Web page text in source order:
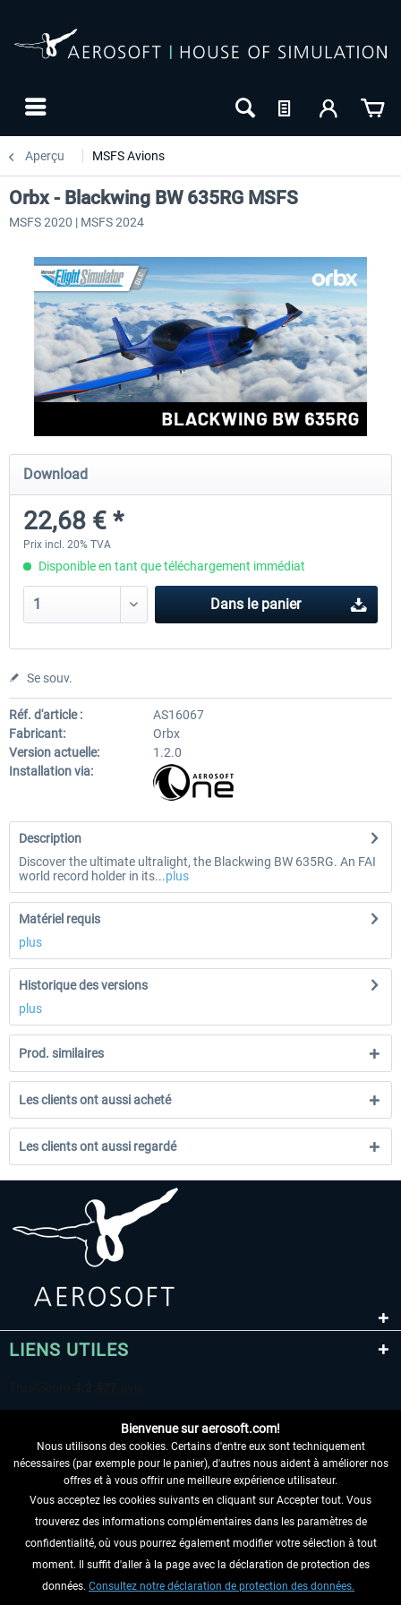
Aperçu MSFS Avions
FlightSim Studio - E-Jets 170/175
40,29 € *
Orbx - Blackwing BW 635RG MSFS
MSFS 2020 | MSFS 2024
Download
22,68 € *
Prix incl. 20% TVA
Disponible en tant que téléchargement immédiat
Dans le panier
Se souv.
Réf. d'article :
AS16067
Fabricant:
Orbx
Version actuelle:
1.2.0
Installation via:
Description
Discover the ultimate ultralight, the Blackwing BW 635RG. An FAI
world record holder in its...plus
Matériel requis
plus
Historique des versions
plus
Prod. similaires
Les clients ont aussi acheté
Les clients ont aussi regardé
LIENS UTILES
RENONCER AU CONTRAT ICI
INFORMATIONS
NE MANQUEZ PAS LES DERNIÈRES
Bienvenue sur aerosoft.com!
Nous utilisons des cookies. Certains d'entre eux sont techniquement
nécessaires (par exemple pour le panier), d'autres nous aident à améliorer nos
offres et à vous offrir une meilleure expérience utilisateur.
Vous acceptez les cookies suivants en cliquant sur Accepter tout. Vous
trouverez des informations complémentaires dans les paramètres de
confidentialité, où vous pourrez également modifier votre sélection à tout
moment. Il suffit d'aller à la page avec la déclaration de protection des
données. Consultez notre déclaration de protection des données.